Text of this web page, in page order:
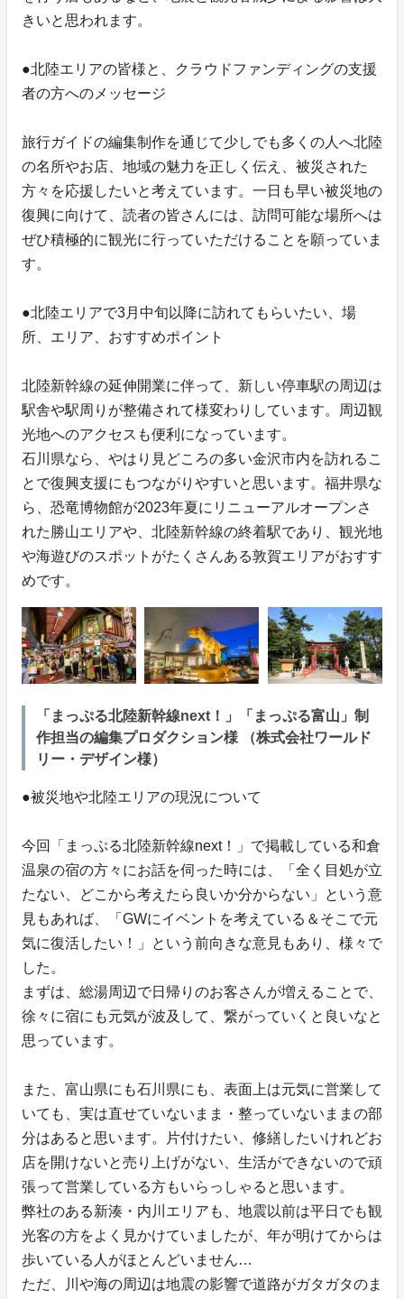
きいと思われます。
●北陸エリアの皆様と、クラウドファンディングの支援
者の方へのメッセージ
旅行ガイドの編集制作を通じて少しでも多くの人へ北陸
の名所やお店、地域の魅力を正しく伝え、被災された
方々を応援したいと考えています。一日も早い被災地の
復興に向けて、読者の皆さんには、訪問可能な場所へは
ぜひ積極的に観光に行っていただけることを願っていま
す。
●北陸エリアで3月中旬以降に訪れてもらいたい、場
所、エリア、おすすめポイント
北陸新幹線の延伸開業に伴って、新しい停車駅の周辺は
駅舎や駅周りが整備されて様変わりしています。周辺観
光地へのアクセスも便利になっています。
石川県なら、やはり見どころの多い金沢市内を訪れるこ
とで復興支援にもつながりやすいと思います。福井県な
ら、恐竜博物館が2023年夏にリニューアルオープンさ
れた勝山エリアや、北陸新幹線の終着駅であり、観光地
や海遊びのスポットがたくさんある敦賀エリアがおすす
めです。
「まっぷる北陸新幹線next！」「まっぷる富山」制
作担当の編集プロダクション様 （株式会社ワールド
リー・デザイン様）
●被災地や北陸エリアの現況について
今回「まっぷる北陸新幹線next！」で掲載している和倉
温泉の宿の方々にお話を伺った時には、「全く目処が立
たない、どこから考えたら良いか分からない」という意
見もあれば、「GWにイベントを考えている＆そこで元
気に復活したい！」という前向きな意見もあり、様々で
した。
まずは、総湯周辺で日帰りのお客さんが増えることで、
徐々に宿にも元気が波及して、繋がっていくと良いなと
思っています。
また、富山県にも石川県にも、表面上は元気に営業して
いても、実は直せていないまま・整っていないままの部
分はあると思います。片付けたい、修繕したいけれどお
店を開けないと売り上げがない、生活ができないので頑
張って営業している方もいらっしゃると思います。
弊社のある新湊・内川エリアも、地震以前は平日でも観
光客の方をよく見かけていましたが、年が明けてからは
歩いている人がほとんどいません…
ただ、川や海の周辺は地震の影響で道路がガタガタのま